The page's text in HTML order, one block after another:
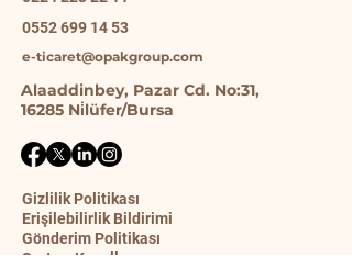
0552 699 14 53
e-ticaret@opakgroup.com
Alaaddinbey, Pazar Cd. No:31,
16285 Ni̇lüfer/Bursa
Gizlilik Politikası
Erişilebilirlik Bildirimi
Gönderim Politikası
Şart ve Koşullar